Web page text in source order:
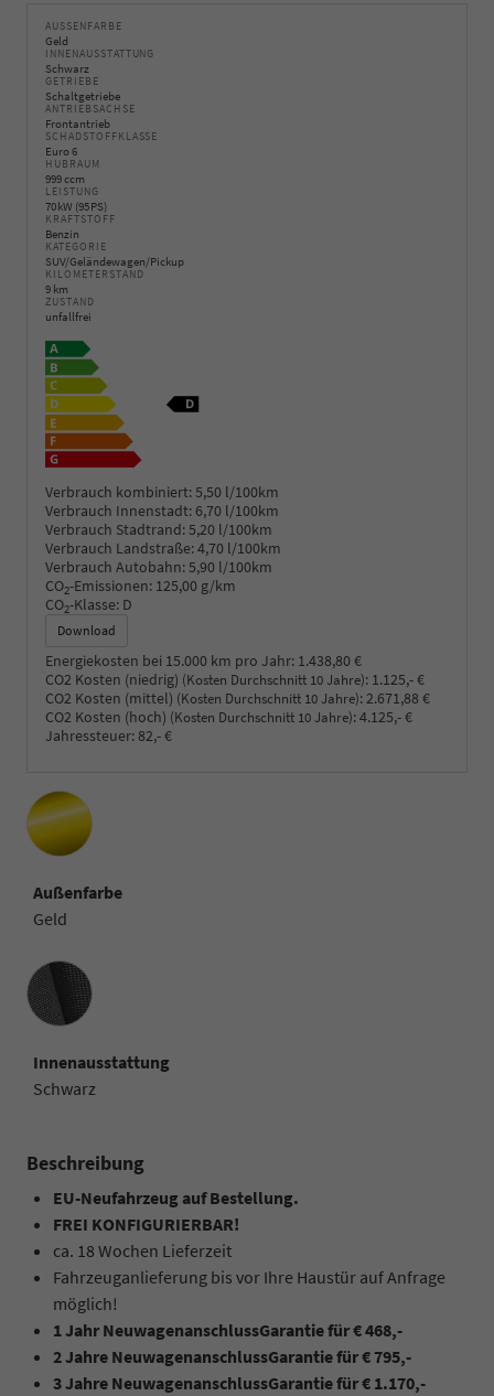
AUSSENFARBE
Geld
INNENAUSSTATTUNG
Schwarz
GETRIEBE
Schaltgetriebe
ANTRIEBSACHSE
Frontantrieb
SCHADSTOFFKLASSE
Euro 6
HUBRAUM
999 ccm
LEISTUNG
70 kW (95 PS)
KRAFTSTOFF
Benzin
KATEGORIE
SUV/Geländewagen/Pickup
KILOMETERSTAND
9 km
ZUSTAND
unfallfrei
Verbrauch kombiniert:5,50 l/100km
Verbrauch Innenstadt: 6,70 l/100km
Verbrauch Stadtrand:5,20 l/100km
Verbrauch Landstraße:4,70 l/100km
Verbrauch Autobahn:5,90 l/100km
CO2-Emissionen: 125,00 g/km
CO2-Klasse: D
Download
Energiekosten bei 15.000 km pro Jahr: 1.438,80 €
CO2 Kosten (niedrig) (Kosten Durchschnitt 10 Jahre): 1.125,- €
CO2 Kosten (mittel) (Kosten Durchschnitt 10 Jahre):2.671,88 €
CO2 Kosten (hoch) (Kosten Durchschnitt 10 Jahre):4.125,- €
Jahressteuer:82,- €
Außenfarbe
Geld
Innenausstattung
Innenausstattung
Schwarz
Beschreibung
EU-Neufahrzeug auf Bestellung.
FREI KONFIGURIERBAR!
ca. 18 Wochen Lieferzeit
Fahrzeuganlieferung bis vor Ihre Haustür auf Anfrage
möglich!
1 Jahr NeuwagenanschlussGarantie für € 468,-
2 Jahre NeuwagenanschlussGarantie für € 795,-
3 Jahre NeuwagenanschlussGarantie für € 1.170,-